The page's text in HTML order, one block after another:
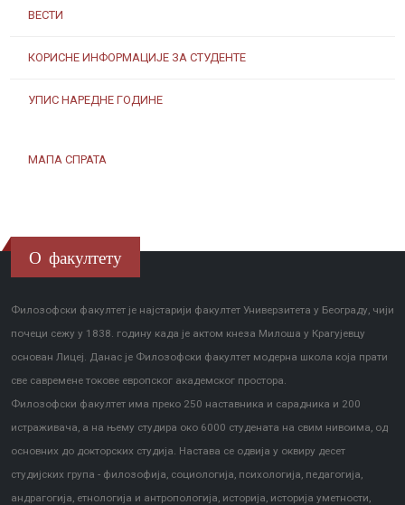
ВЕСТИ
КОРИСНЕ ИНФОРМАЦИЈЕ ЗА СТУДЕНТЕ
УПИС НАРЕДНЕ ГОДИНЕ
МАПА СПРАТА
О факултету
Филозофски факултет је најстарији факултет Универзитета у Београду, чији
почеци сежу у 1838. годину када је актом кнеза Милоша у Крагујевцу
основан Лицеј. Данас је Филозофски факултет модерна школа која прати
све савремене токове европског академског простора.
Филозофски факултет има преко 250 наставника и сарадника и 200
истраживача, а на њему студира око 6000 студената на свим нивоима, од
основних до докторских студија. Настава се одвија у оквиру десет
студијских група - филозофија, социологија, психологија, педагогија,
андрагогија, етнологија и антропологија, историја, историја уметности,